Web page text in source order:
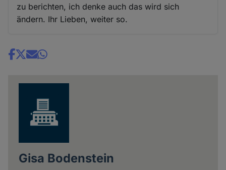
zu berichten, ich denke auch das wird sich
ändern. Ihr Lieben, weiter so.
Share
Gisa Bodenstein